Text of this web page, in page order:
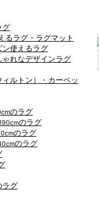
グ
るラグ・ラグマット
ン使えるラグ
ゃれなデザインラグ
ルトン）・カーペッ
のラグ
のラグ
のラグ
のラグ
ラグ